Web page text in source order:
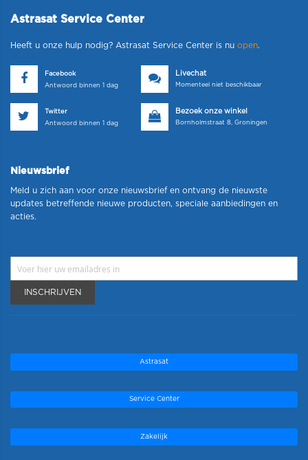
Astrasat Service Center
Heeft u onze hulp nodig? Astrasat Service Center is nu open.
Facebook
Antwoord binnen 1 dag
Livechat
Momenteel niet beschikbaar
Twitter
Antwoord binnen 1 dag
Bezoek onze winkel
Bornholmstraat 8, Groningen
Nieuwsbrief
Meld u zich aan voor onze nieuwsbrief en ontvang de nieuwste
updates betreffende nieuwe producten, speciale aanbiedingen en
acties.
INSCHRIJVEN
Astrasat
Service Center
Zakelijk